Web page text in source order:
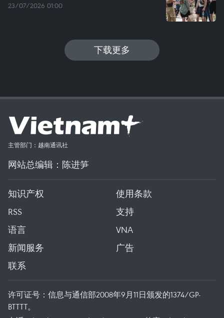
23/07/2026 01:00
下载更多
主管部门：越南通讯社
网站总编辑：陈进笋
知识产权
使用条款
RSS
支持
语言
VNA
新闻服务
广告
联系
许可证号：信息与通信部2008年9月11日颁发的1374/GP-
BTTTT。